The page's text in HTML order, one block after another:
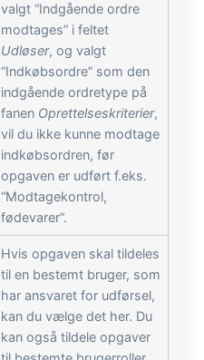
valgt “Indgående ordre
modtages” i feltet
Udløser, og valgt
“Indkøbsordre” som den
indgående ordretype på
fanen Oprettelseskriterier,
vil du ikke kunne modtage
indkøbsordren, før
opgaven er udført f.eks.
“Modtagekontrol,
fødevarer”.
Hvis opgaven skal tildeles
til en bestemt bruger, som
har ansvaret for udførsel,
kan du vælge det her. Du
kan også tildele opgaver